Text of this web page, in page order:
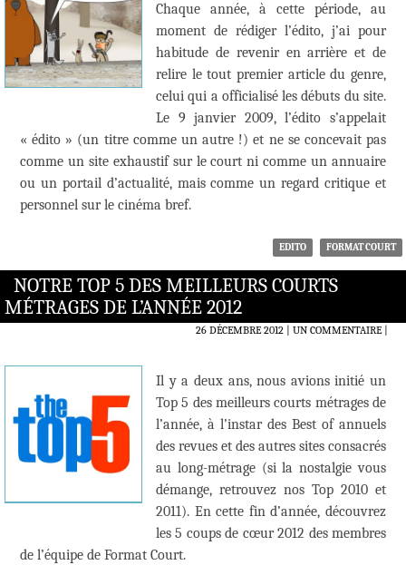
Chaque année, à cette période, au
moment de rédiger l’édito, j’ai pour
habitude de revenir en arrière et de
relire le tout premier article du genre,
celui qui a officialisé les débuts du site.
Le 9 janvier 2009, l’édito s’appelait
« édito » (un titre comme un autre !) et ne se concevait pas
comme un site exhaustif sur le court ni comme un annuaire
ou un portail d’actualité, mais comme un regard critique et
personnel sur le cinéma bref.
EDITO FORMAT COURT
NOTRE TOP 5 DES MEILLEURS COURTS
MÉTRAGES DE L’ANNÉE 2012
26 DÉCEMBRE 2012 UN COMMENTAIRE|
Il y a deux ans, nous avions initié un
Top 5 des meilleurs courts métrages de
l’année, à l’instar des Best of annuels
des revues et des autres sites consacrés
au long-métrage (si la nostalgie vous
démange, retrouvez nos Top 2010 et
2011). En cette fin d’année, découvrez
les 5 coups de cœur 2012 des membres
de l’équipe de Format Court.